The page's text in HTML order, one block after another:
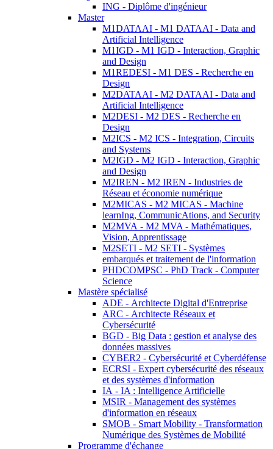
ING - Diplôme d'ingénieur
Master
M1DATAAI - M1 DATAAI - Data and
Artificial Intelligence
M1IGD - M1 IGD - Interaction, Graphic
and Design
M1REDESI - M1 DES - Recherche en
Design
M2DATAAI - M2 DATAAI - Data and
Artificial Intelligence
M2DESI - M2 DES - Recherche en
Design
M2ICS - M2 ICS - Integration, Circuits
and Systems
M2IGD - M2 IGD - Interaction, Graphic
and Design
M2IREN - M2 IREN - Industries de
Réseau et économie numérique
M2MICAS - M2 MICAS - Machine
learnIng, CommunicAtions, and Security
M2MVA - M2 MVA - Mathématiques,
Vision, Apprentissage
M2SETI - M2 SETI - Systèmes
embarqués et traitement de l'information
PHDCOMPSC - PhD Track - Computer
Science
Mastère spécialisé
ADE - Architecte Digital d'Entreprise
ARC - Architecte Réseaux et
Cybersécurité
BGD - Big Data : gestion et analyse des
données massives
CYBER2 - Cybersécurité et Cyberdéfense
ECRSI - Expert cybersécurité des réseaux
et des systèmes d'information
IA - IA : Intelligence Artificielle
MSIR - Management des systèmes
d'information en réseaux
SMOB - Smart Mobility - Transformation
Numérique des Systèmes de Mobilité
Programme d'échange